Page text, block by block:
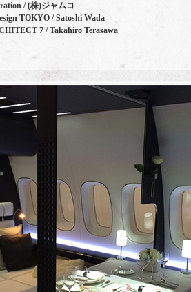
/ (株)ジャムコ
TOKYO / Satoshi Wada
7 / Takahiro Terasawa